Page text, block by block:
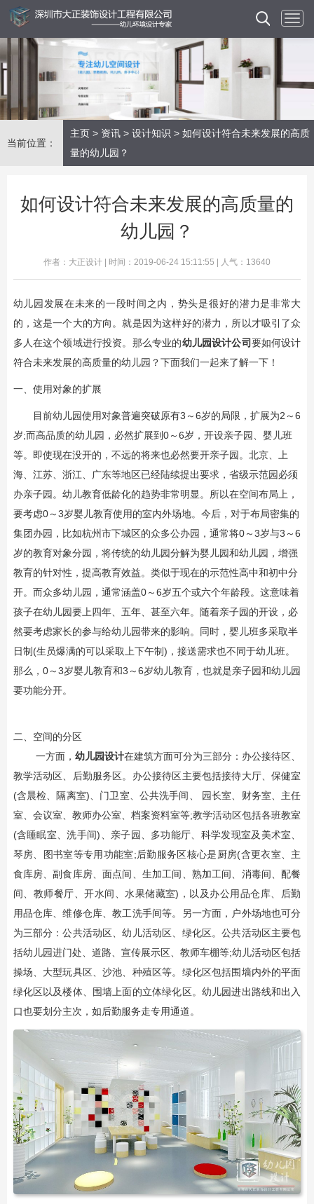
当前位置：
主页 > 资讯 > 设计知识 > 如何设计符合未来发展的高质
量的幼儿园？
如何设计符合未来发展的高质量的
幼儿园？
作者：大正设计 | 时间：2019-06-24 15:11:55 | 人气：13640
幼儿园发展在未来的一段时间之内，势头是很好的潜力是非常大
的，这是一个大的方向。就是因为这样好的潜力，所以才吸引了众
多人在这个领域进行投资。那么专业的幼儿园设计公司要如何设计
符合未来发展的高质量的幼儿园？下面我们一起来了解一下！
一、使用对象的扩展
目前幼儿园使用对象普遍突破原有3～6岁的局限，扩展为2～6
岁;而高品质的幼儿园，必然扩展到0～6岁，开设亲子园、婴儿班
等。即使现在没开的，不远的将来也必然要开亲子园。北京、上
海、江苏、浙江、广东等地区已经陆续提出要求，省级示范园必须
办亲子园。幼儿教育低龄化的趋势非常明显。所以在空间布局上，
要考虑0～3岁婴儿教育使用的室内外场地。今后，对于布局密集的
集团办园，比如杭州市下城区的众多公办园，通常将0～3岁与3～6
岁的教育对象分园，将传统的幼儿园分解为婴儿园和幼儿园，增强
教育的针对性，提高教育效益。类似于现在的示范性高中和初中分
开。而众多幼儿园，通常涵盖0～6岁五个或六个年龄段。这意味着
孩子在幼儿园要上四年、五年、甚至六年。随着亲子园的开设，必
然要考虑家长的参与给幼儿园带来的影响。同时，婴儿班多采取半
日制(生员爆满的可以采取上下午制)，接送需求也不同于幼儿班。
那么，0～3岁婴儿教育和3～6岁幼儿教育，也就是亲子园和幼儿园
要功能分开。
二、空间的分区
一方面， 幼儿园设计在建筑方面可分为三部分：办公接待区、
教学活动区、后勤服务区。办公接待区主要包括接待大厅、保健室
(含晨检、隔离室)、门卫室、公共洗手间、 园长室、财务室、主任
室、会议室、教师办公室、档案资料室等;教学活动区包括各班教室
(含睡眠室、洗手间)、亲子园、多功能厅、科学发现室及美术室、
琴房、图书室等专用功能室;后勤服务区核心是厨房(含更衣室、主
食库房、副食库房、面点间、生加工间、熟加工间、消毒间、配餐
间、教师餐厅、开水间、水果储藏室)，以及办公用品仓库、后勤
用品仓库、维修仓库、教工洗手间等。另一方面，户外场地也可分
为三部分：公共活动区、幼儿活动区、绿化区。公共活动区主要包
括幼儿园进门处、道路、宣传展示区、教师车棚等;幼儿活动区包括
操场、大型玩具区、沙池、种殖区等。绿化区包括围墙内外的平面
绿化区以及楼体、围墙上面的立体绿化区。幼儿园进出路线和出入
口也要划分主次，如后勤服务走专用通道。